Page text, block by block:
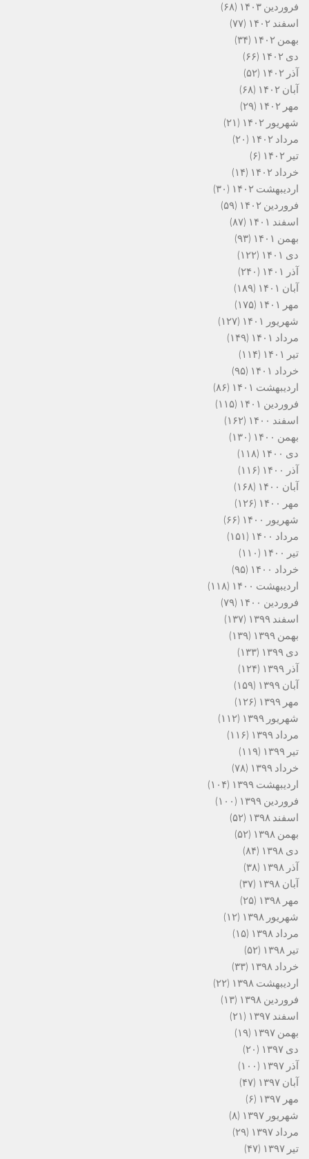
فروردین ۱۴۰۳
(۶۸)
اسفند ۱۴۰۲
(۷۷)
بهمن ۱۴۰۲
(۳۴)
دی ۱۴۰۲
(۶۶)
آذر ۱۴۰۲
(۵۲)
آبان ۱۴۰۲
(۶۸)
مهر ۱۴۰۲
(۲۹)
شهریور ۱۴۰۲
(۲۱)
مرداد ۱۴۰۲
(۲۰)
تیر ۱۴۰۲
(۶)
خرداد ۱۴۰۲
(۱۴)
اردیبهشت ۱۴۰۲
(۳۰)
فروردین ۱۴۰۲
(۵۹)
اسفند ۱۴۰۱
(۸۷)
بهمن ۱۴۰۱
(۹۳)
دی ۱۴۰۱
(۱۲۲)
آذر ۱۴۰۱
(۲۴۰)
آبان ۱۴۰۱
(۱۸۹)
مهر ۱۴۰۱
(۱۷۵)
شهریور ۱۴۰۱
(۱۲۷)
مرداد ۱۴۰۱
(۱۴۹)
تیر ۱۴۰۱
(۱۱۴)
خرداد ۱۴۰۱
(۹۵)
اردیبهشت ۱۴۰۱
(۸۶)
فروردین ۱۴۰۱
(۱۱۵)
اسفند ۱۴۰۰
(۱۶۲)
بهمن ۱۴۰۰
(۱۳۰)
دی ۱۴۰۰
(۱۱۸)
آذر ۱۴۰۰
(۱۱۶)
آبان ۱۴۰۰
(۱۶۸)
مهر ۱۴۰۰
(۱۲۶)
شهریور ۱۴۰۰
(۶۶)
مرداد ۱۴۰۰
(۱۵۱)
تیر ۱۴۰۰
(۱۱۰)
خرداد ۱۴۰۰
(۹۵)
اردیبهشت ۱۴۰۰
(۱۱۸)
فروردین ۱۴۰۰
(۷۹)
اسفند ۱۳۹۹
(۱۳۷)
بهمن ۱۳۹۹
(۱۳۹)
دی ۱۳۹۹
(۱۳۳)
آذر ۱۳۹۹
(۱۲۴)
آبان ۱۳۹۹
(۱۵۹)
مهر ۱۳۹۹
(۱۲۶)
شهریور ۱۳۹۹
(۱۱۲)
مرداد ۱۳۹۹
(۱۱۶)
تیر ۱۳۹۹
(۱۱۹)
خرداد ۱۳۹۹
(۷۸)
اردیبهشت ۱۳۹۹
(۱۰۴)
فروردین ۱۳۹۹
(۱۰۰)
اسفند ۱۳۹۸
(۵۲)
بهمن ۱۳۹۸
(۵۲)
دی ۱۳۹۸
(۸۴)
آذر ۱۳۹۸
(۳۸)
آبان ۱۳۹۸
(۳۷)
مهر ۱۳۹۸
(۲۵)
شهریور ۱۳۹۸
(۱۲)
مرداد ۱۳۹۸
(۱۵)
تیر ۱۳۹۸
(۵۲)
خرداد ۱۳۹۸
(۳۳)
اردیبهشت ۱۳۹۸
(۲۲)
فروردین ۱۳۹۸
(۱۳)
اسفند ۱۳۹۷
(۲۱)
بهمن ۱۳۹۷
(۱۹)
دی ۱۳۹۷
(۲۰)
آذر ۱۳۹۷
(۱۰۰)
آبان ۱۳۹۷
(۴۷)
مهر ۱۳۹۷
(۶)
شهریور ۱۳۹۷
(۸)
مرداد ۱۳۹۷
(۲۹)
تیر ۱۳۹۷
(۴۷)